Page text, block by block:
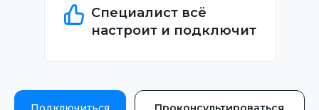
Специалист всё
настроит и подключит